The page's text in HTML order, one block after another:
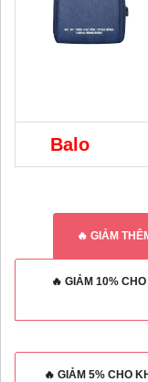
Balo
🔥 GIẢM
🔥 GIẢM 10%
🔥 GIẢM 5% CHO